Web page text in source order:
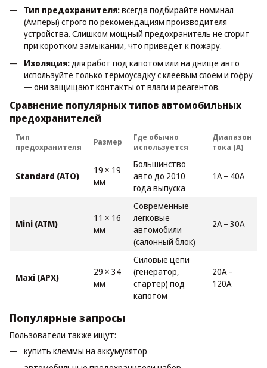
Тип предохранителя:всегда подбирайте номинал
(Амперы) строго по рекомендациям производителя
устройства. Слишком мощный предохранитель не сгорит
при коротком замыкании, что приведет к пожару.
Изоляция: для работ под капотом или на днище авто
используйте только термоусадку с клеевым слоем и гофру
— они защищают контакты от влаги и реагентов.
Сравнение популярных типов автомобильных
предохранителей
Тип
предохранителя
Размер
Где обычно
используется
Диапазон
тока (А)
Standard (ATO)
19 × 19
мм
Большинство
авто до 2010
года выпуска
1А – 40А
Mini (ATM)
11 × 16
мм
Современные
легковые
автомобили
(салонный блок)
2А – 30А
Maxi (APX)
29 × 34
мм
Силовые цепи
(генератор,
стартер) под
капотом
20А –
120А
Популярные запросы
Пользователи также ищут:
купить клеммы на аккумулятор